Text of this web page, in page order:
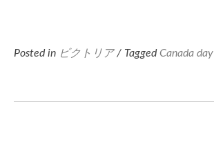
Posted in ビクトリア / TaggedCanada day